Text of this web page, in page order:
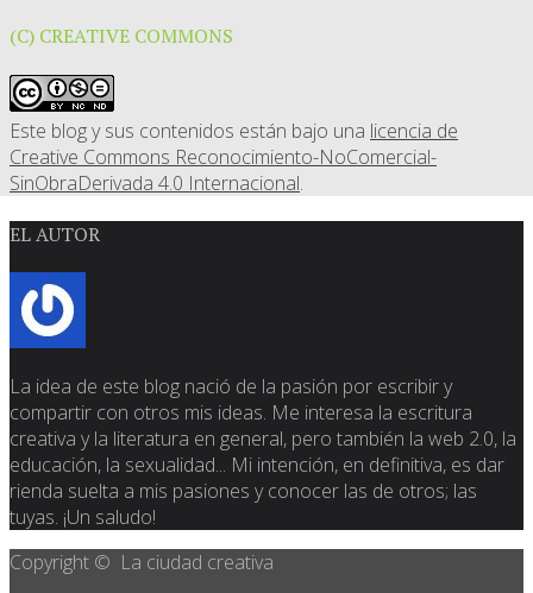
(C) CREATIVE COMMONS
Este blog y sus contenidos están bajo una licencia de
Creative Commons Reconocimiento-NoComercial-
SinObraDerivada 4.0 Internacional.
EL AUTOR
La idea de este blog nació de la pasión por escribir y
compartir con otros mis ideas. Me interesa la escritura
creativa y la literatura en general, pero también la web 2.0, la
educación, la sexualidad... Mi intención, en definitiva, es dar
rienda suelta a mis pasiones y conocer las de otros; las
tuyas. ¡Un saludo!
Copyright © La ciudad creativa